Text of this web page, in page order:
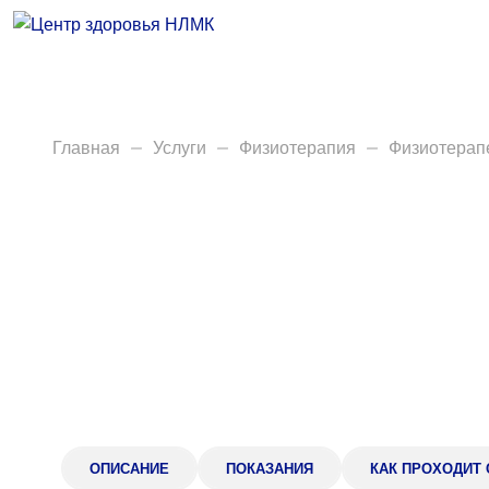
Анализы
Центр здоровья НЛМК
Главная Услуги Физиотерапия
ОПИСАНИЕ ПОКАЗАНИЯ КАК ПРОХОДИТ